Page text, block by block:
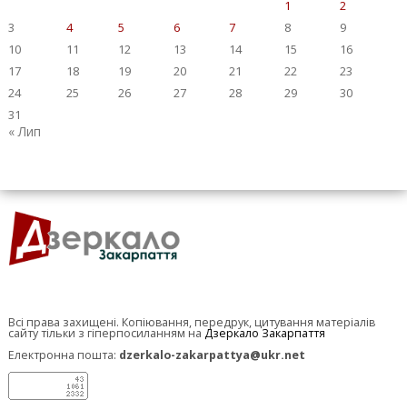
1
2
3
4 5 6 7 8
9
10
11 12 13 14 15
16
17
18 19 20 21 22
23
24
25 26 27 28 29
30
31
« Лип
Всі права захищені. Копіювання, передрук, цитування матеріалів
сайту тільки з гіперпосиланням на Дзеркало Закарпаття
Електронна пошта: dzerkalo-zakarpattya@ukr.net